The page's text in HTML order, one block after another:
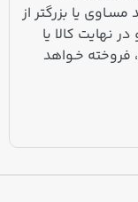
یا بزرگتر از
نهایت کالا یا
فروخته خـواهد